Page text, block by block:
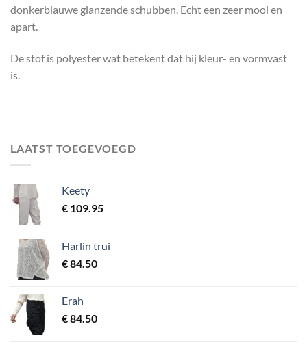
donkerblauwe glanzende schubben. Echt een zeer mooi en
apart.
De stof is polyester wat betekent dat hij kleur- en vormvast
is.
LAATST TOEGEVOEGD
Keety
€ 109.95
Harlin trui
€84.50
Erah
€84.50